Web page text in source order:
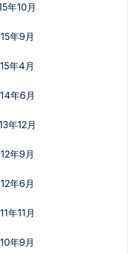
年10月
年9月
年4月
年6月
年12月
年9月
年6月
年11月
年9月